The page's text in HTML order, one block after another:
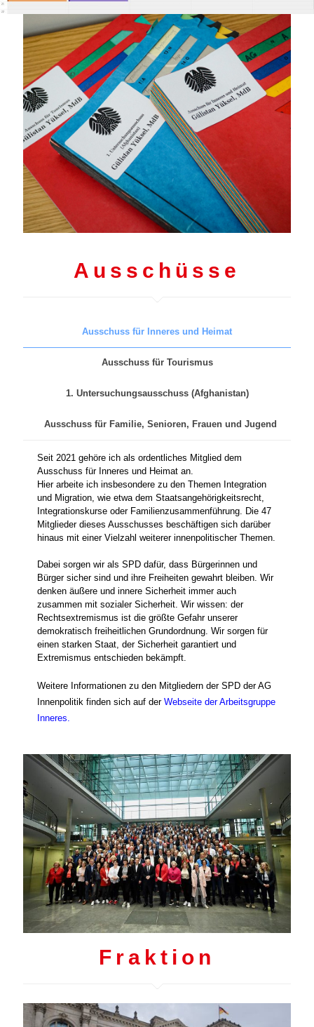
Ausschüsse
Ausschuss für Inneres und Heimat
Ausschuss für Tourismus
1. Untersuchungsausschuss (Afghanistan)
Ausschuss für Familie, Senioren, Frauen und Jugend
Seit 2021 gehöre ich als ordentliches Mitglied dem
Ausschuss für Inneres und Heimat an.
Hier arbeite ich insbesondere zu den Themen Integration
und Migration, wie etwa dem Staatsangehörigkeitsrecht,
Integrationskurse oder Familienzusammenführung. Die 47
Mitglieder dieses Ausschusses beschäftigen sich darüber
hinaus mit einer Vielzahl weiterer innenpolitischer Themen.
Dabei sorgen wir als SPD dafür, dass Bürgerinnen und
Bürger sicher sind und ihre Freiheiten gewahrt bleiben. Wir
denken äußere und innere Sicherheit immer auch
zusammen mit sozialer Sicherheit. Wir wissen: der
Rechtsextremismus ist die größte Gefahr unserer
demokratisch freiheitlichen Grundordnung. Wir sorgen für
einen starken Staat, der Sicherheit garantiert und
Extremismus entschieden bekämpft.
Weitere Informationen zu den Mitgliedern der SPD der AG
Innenpolitik finden sich auf der Webseite der Arbeitsgruppe
Inneres.
Fraktion